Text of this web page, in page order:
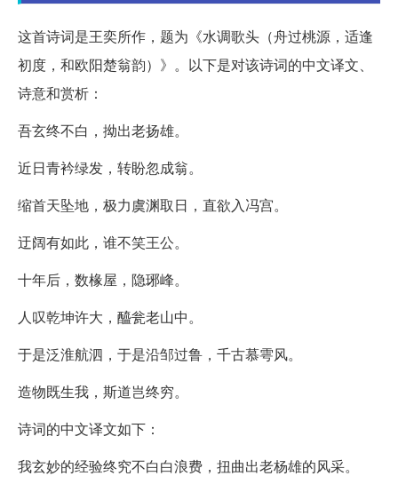
这首诗词是王奕所作，题为《水调歌头（舟过桃源，适逢
初度，和欧阳楚翁韵）》。以下是对该诗词的中文译文、
诗意和赏析：
吾玄终不白，拗出老扬雄。
近日青衿绿发，转盼忽成翁。
缩首天坠地，极力虞渊取日，直欲入冯宫。
迂阔有如此，谁不笑王公。
十年后，数椽屋，隐琊峰。
人叹乾坤许大，醯瓮老山中。
于是泛淮航泗，于是沿邹过鲁，千古慕雩风。
造物既生我，斯道岂终穷。
诗词的中文译文如下：
我玄妙的经验终究不白白浪费，扭曲出老杨雄的风采。